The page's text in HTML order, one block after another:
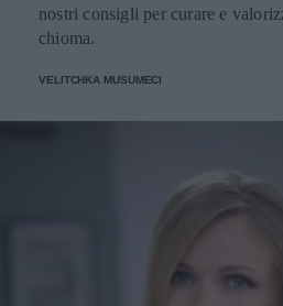
nostri consigli per curare e
chioma.
VELITCHKA MUSUMECI